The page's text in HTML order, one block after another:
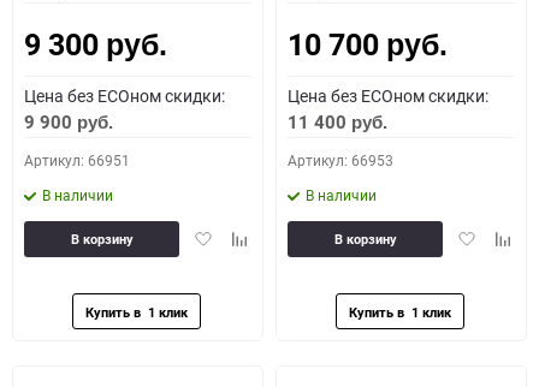
9 300 руб.
Цена без ECOном скидки:
9 900 руб.
Артикул: 66951
В наличии
ДобавитьДобавить
В корзину
10 700 руб.
Цена без ECOном скидки:
11 400 руб.
Артикул: 66953
В наличии
Добавить
В корзину